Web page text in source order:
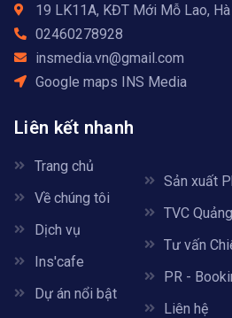
19 LK11A, KĐT Mới Mỗ Lao,
02460278928
insmedia.vn@gmail.com
Google maps INS Media
Liên kết nhanh
Trang chủ
Về chúng tôi
Dịch vụ
Ins'cafe
Dự án nổi bật
Sản xuất
TVC
Tư vấn
PR -
Liên hệ